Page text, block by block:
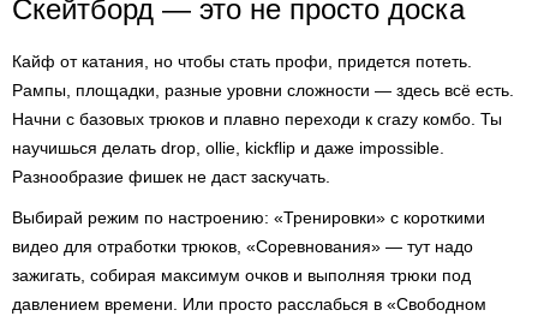
Скейтборд — это не просто доска
Кайф от катания, но чтобы стать профи, придется потеть.
Рампы, площадки, разные уровни сложности — здесь всё есть.
Начни с базовых трюков и плавно переходи к crazy комбо. Ты
научишься делать drop, ollie, kickflip и даже impossible.
Разнообразие фишек не даст заскучать.
Выбирай режим по настроению: «Тренировки» с короткими
видео для отработки трюков, «Соревнования» — тут надо
зажигать, собирая максимум очков и выполняя трюки под
давлением времени. Или просто расслабься в «Свободном